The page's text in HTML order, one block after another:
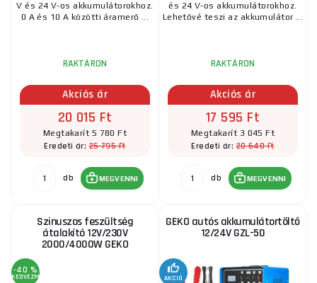
V és 24 V-os akkumulátorokhoz.
0 A és 10 A közötti áramerő ...
RAKTÁRON
Akciós ár
20 015 Ft
Megtakarít 5 780 Ft
Eredeti ár:25 795 Ft
db MEGVENNI
és 24 V-os akkumulátorokhoz.
Lehetővé teszi az akkumulátor ...
RAKTÁRON
Akciós ár
17 595 Ft
Megtakarít 3 045 Ft
Eredeti ár:20 640 Ft
db MEGVENNI
Szinuszos feszültség
átalakító 12V/230V
2000/4000W GEKO
-40 %
KEDVEZMÉNY
GEKO autós akkumulátortöltő
12/24V GZL-50
AKCIÓ